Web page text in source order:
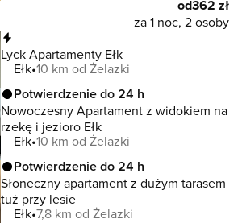
od362 zł
za 1 noc, 2 osoby
Lyck Apartamenty Ełk
Ełk 10 km od Żelazki
Potwierdzenie do 24 h
Nowoczesny Apartament z widokiem na
rzekę i jezioro Ełk
Ełk 10 km od Żelazki
Potwierdzenie do 24 h
Słoneczny apartament z dużym tarasem
tuż przy lesie
Ełk 7,8 km od Żelazki